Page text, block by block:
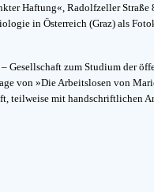
Haftung«, Radolfzeller Straße
in Österreich (Graz) als
Gesellschaft zum Studium der
von »Die Arbeitslosen von
teilweise mit handschriftlichen